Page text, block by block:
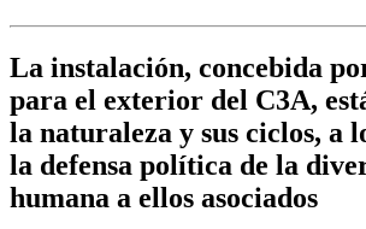
La instalación, concebida
para el exterior del C3A,
la naturaleza y sus ciclos, a
la defensa política de la
humana a ellos asociados